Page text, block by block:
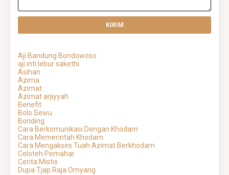
Aji Bandung Bondowoso
aji inti lebur sakethi
Asihan
Azima
Azimat
Azimat arjiyyah
Benefit
Bolo Sewu
Bonding
Cara Berkomunikasi Dengan Khodam
Cara Memerintah Khodam
Cara Mengakses Tuah Azimat Berkhodam
Celoteh Pemahar
Cerita Mistis
Dupa Tjap Raja Omyang